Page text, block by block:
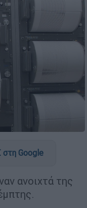
Google
ανοιχτά της